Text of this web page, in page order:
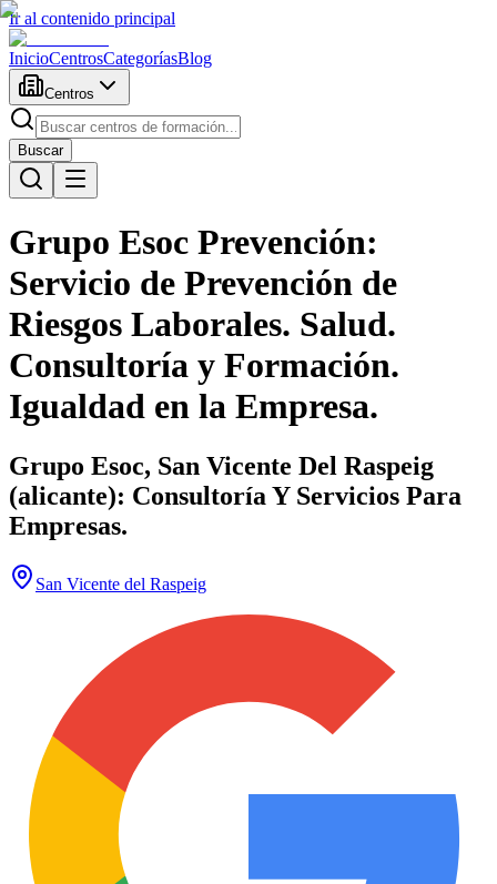
Ir al contenido principal
InicioCentrosCategoríasBlog
Centros
Buscar
Grupo Esoc Prevención:
Servicio de Prevención de
Riesgos Laborales. Salud.
Consultoría y Formación.
Igualdad en la Empresa.
Grupo Esoc, San Vicente Del Raspeig
(alicante): Consultoría Y Servicios Para
Empresas.
San Vicente del Raspeig